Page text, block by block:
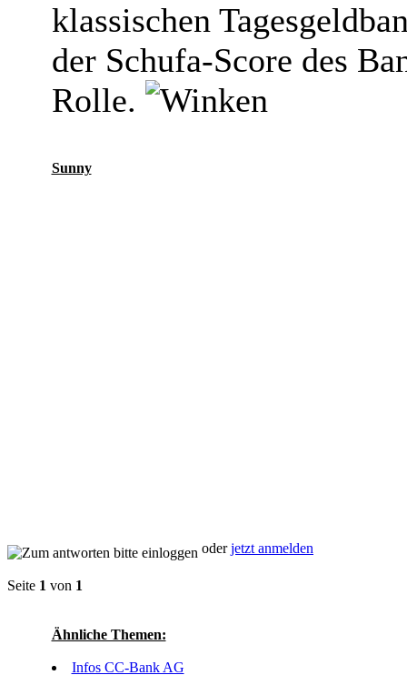
klassischen
der Schufa-Score des
Rolle.
Sunny
oderjetzt anmelden
Seite 1 von 1
Ähnliche Themen:
Infos CC-Bank AG